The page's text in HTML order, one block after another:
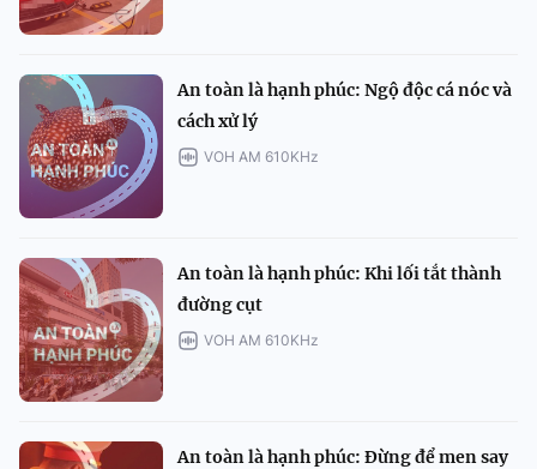
An toàn là hạnh phúc: Ngộ độc cá nóc và
cách xử lý
VOH AM 610KHz
An toàn là hạnh phúc: Khi lối tắt thành
đường cụt
VOH AM 610KHz
An toàn là hạnh phúc: Đừng để men say